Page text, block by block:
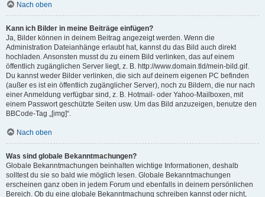
Nach oben
Kann ich Bilder in meine Beiträge einfügen?
Ja, Bilder können in deinem Beitrag angezeigt werden. Wenn die
Administration Dateianhänge erlaubt hat, kannst du das Bild auch direkt
hochladen. Ansonsten musst du zu einem Bild verlinken, das auf einem
öffentlich zugänglichen Server liegt, z. B. http://www.domain.tld/mein-bild.gif.
Du kannst weder Bilder verlinken, die sich auf deinem eigenen PC befinden
(außer es ist ein öffentlich zugänglicher Server), noch zu Bildern, die nur nach
einer Anmeldung verfügbar sind, z. B. Hotmail- oder Yahoo-Mailboxen, mit
einem Passwort geschützte Seiten usw. Um das Bild anzuzeigen, benutze den
BBCode-Tag „[img]“.
Nach oben
Was sind globale Bekanntmachungen?
Globale Bekanntmachungen beinhalten wichtige Informationen, deshalb
solltest du sie so bald wie möglich lesen. Globale Bekanntmachungen
erscheinen ganz oben in jedem Forum und ebenfalls in deinem persönlichen
Bereich. Ob du eine globale Bekanntmachung schreiben kannst oder nicht,